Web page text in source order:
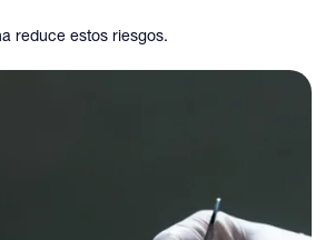
reduce estos riesgos.